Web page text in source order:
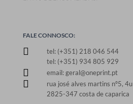
FALE CONNOSCO:

tel: (+351) 218 046 544
tel: (+351) 934 805 929
 email: geral@oneprint.pt

rua josé alves martins nº5, 4u
2825-347 costa de caparica